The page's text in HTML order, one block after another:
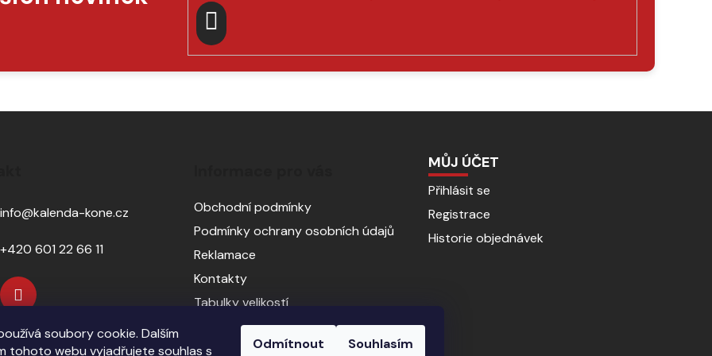
soubory cookie. Dalším
tohoto webu vyjadřujete souhlas s
Odmítnout Souhlasím
PŘIHLÁSIT
SE
info@kalenda-kone.cz
+420 601 22 66 11
Obchodní podmínky
Podmínky ochrany osobních údajů
Reklamace
Kontakty
Tabulky velikostí
Sedlářský servis
Pasování sedel pro koně
MŮJ ÚČET
Přihlásit se
Registrace
Historie objednávek